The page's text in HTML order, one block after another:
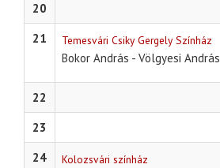
20
21
Temesvári Csiky Gergely Színház
Bokor András - Völgyesi András
22
23
24
Kolozsvári színház